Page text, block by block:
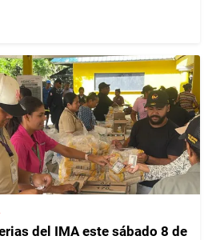
del IMA este sábado 8 de